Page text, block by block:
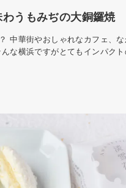
うもみぢの大銅鑼焼
中華街やおしゃれなカフェ、
な横浜ですがとてもインパク